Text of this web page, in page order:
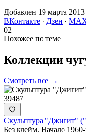
Добавлен 19 марта 2013
ВКонтакте · Дзен ·
02
Похожее по теме
Коллекции
Смотреть все →
39487
Скульптура "Джигит"
Без клейм. Начало 1960-